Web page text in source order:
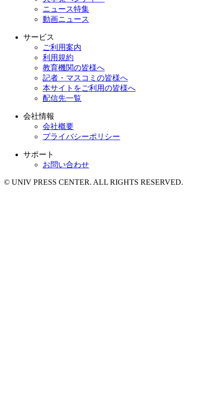
ニュース特集
動画ニュース
サービス
ご利用案内
利用規約
教育機関の皆様へ
記者・マスコミの皆様へ
本サイトをご利用の皆様へ
配信先一覧
会社情報
会社概要
プライバシーポリシー
サポート
お問い合わせ
© UNIV PRESS CENTER. ALL RIGHTS RESERVED.